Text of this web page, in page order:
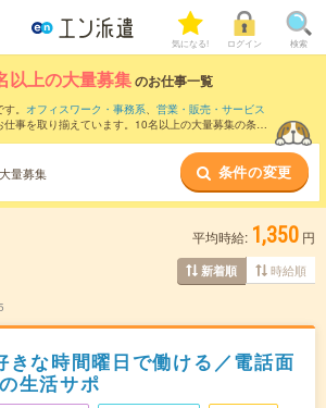
気になる! ログイン 検索
以上の大量募集のお仕事一覧
。 オフィスワーク・事務系、 営業・販売・サービス
仕事を取り揃えています。10名以上の大量募集の条件
量募集 条件の変更
平均時給: 1,350 円
新着順 時給順
きな時間曜日で働ける／電話面
生活サポ